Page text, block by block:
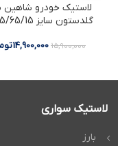
لاستیک خودرو شاهین
15,900,000
14,900,000
لاستیک سواری
بارز